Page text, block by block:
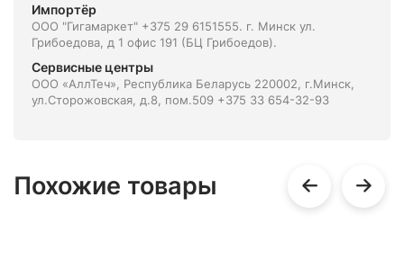
Импортёр
ООО "Гигамаркет" +375 29 6151555. г. Минск ул.
Грибоедова, д 1 офис 191 (БЦ Грибоедов).
Сервисные центры
ООО «АллТеч», Республика Беларусь 220002, г.Минск,
ул.Сторожовская, д.8, пом.509 +375 33 654-32-93
Похожие товары